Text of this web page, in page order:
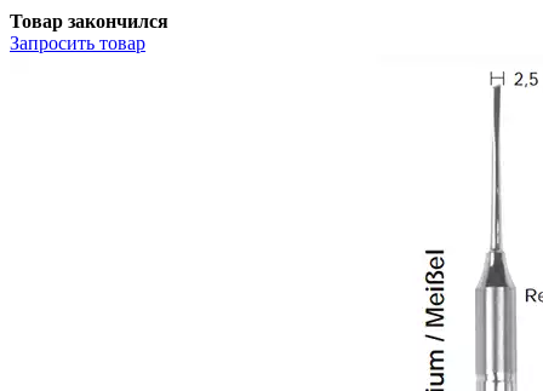
Товар закончился
Запросить товар